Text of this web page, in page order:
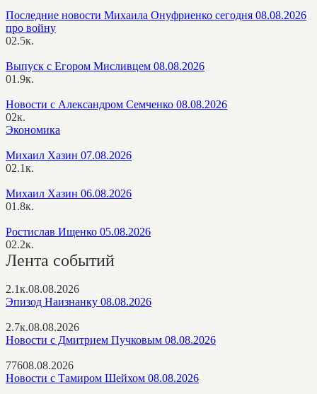
Последние новости Михаила Онуфриенко сегодня 08.08.2026
про войну
02.5к.
Выпуск с Егором Мисливцем 08.08.2026
01.9к.
Новости с Александром Семченко 08.08.2026
02к.
Экономика
Михаил Хазин 07.08.2026
02.1к.
Михаил Хазин 06.08.2026
01.8к.
Ростислав Ищенко 05.08.2026
02.2к.
Лента событий
2.1к.08.08.2026
Эпизод Наизнанку 08.08.2026
2.7к.08.08.2026
Новости с Дмитрием Пучковым 08.08.2026
77608.08.2026
Новости с Тамиром Шейхом 08.08.2026